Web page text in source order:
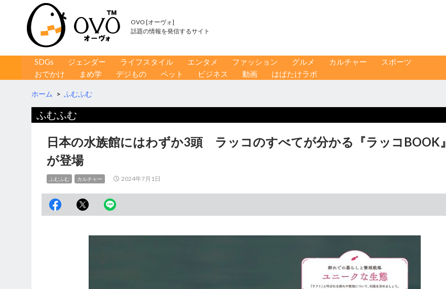
OVO [オーヴォ]
話題の情報を発信するサイト
コンテンツへ移動
SDGs ジェンダー ライフスタイル エンタメ ファッション グルメ カルチャー
スポーツ
おでかけ
まめ学 デジもの ペット ビジネス 動画 はばたけラボ
ホーム > ふむふむ
ふむふむ
日本の水族館にはわずか3頭 ラッコのすべてが分かる『ラッコBOOK』
が登場
ふむふむ カルチャー 2024年7月1日